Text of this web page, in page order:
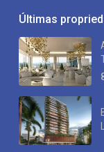
Últimas